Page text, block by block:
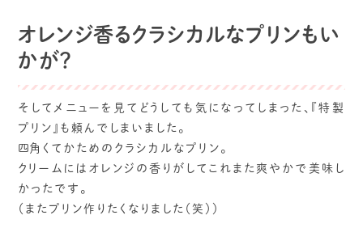
オレンジ香るクラシカルなプリンもい
かが？
そしてメニューを見てどうしても気になってしまった、『特製
プリン』も頼んでしまいました。
四角くてかためのクラシカルなプリン。
クリームにはオレンジの香りがしてこれまた爽やかで美味し
かったです。
（またプリン作りたくなりました（笑））